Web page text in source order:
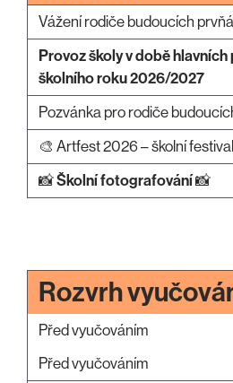
Vážení rodiče budoucích
Provoz školy v době hlavních
školního roku 2026/2027
Pozvánka pro rodiče
🎨 Artfest 2026 – školní
📸Školní fotografování📸
Rozvrh
Před vyučováním
Před vyučováním